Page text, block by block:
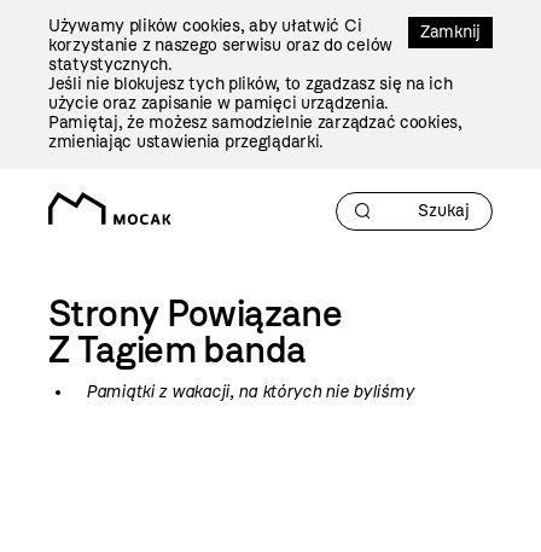
Zamknij
Używamy plików cookies, aby ułatwić Ci
korzystanie z naszego serwisu oraz do celów
statystycznych.
Jeśli nie blokujesz tych plików, to zgadzasz się na ich
użycie oraz zapisanie w pamięci urządzenia.
Pamiętaj, że możesz samodzielnie zarządzać cookies,
zmieniając ustawienia przeglądarki.
Strony Powiązane
Z Tagiem banda
Pamiątki z wakacji, na których nie byliśmy